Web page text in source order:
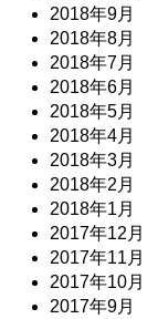
2018年9月
2018年8月
2018年7月
2018年6月
2018年5月
2018年4月
2018年3月
2018年2月
2018年1月
2017年12月
2017年11月
2017年10月
2017年9月